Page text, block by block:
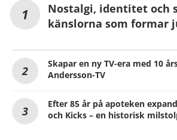
Nostalgi, identitet och
känslorna som formar
Skapar en ny TV-era med 10
Andersson-TV
Efter 85 år på apoteken
och Kicks – en historisk